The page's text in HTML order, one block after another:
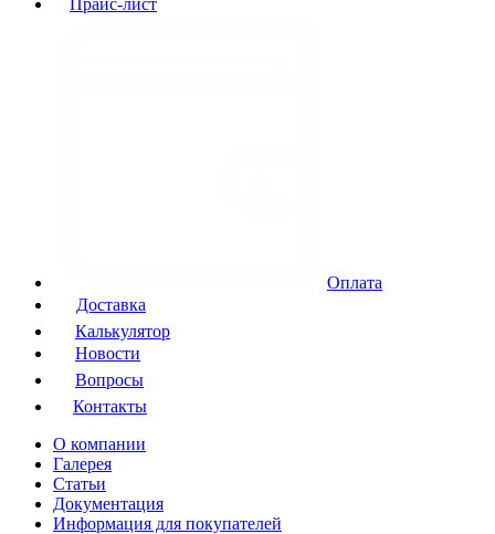
Оплата
Доставка
Калькулятор
Новости
Вопросы
Контакты
О компании
Галерея
Статьи
Документация
Информация для покупателей